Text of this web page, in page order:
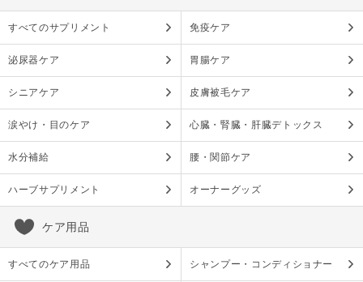
すべてのサプリメント 免疫ケア
泌尿器ケア 胃腸ケア
シニアケア 皮膚被毛ケア
涙やけ・目のケア 心臓・腎臓・肝臓デトックス
水分補給 腰・関節ケア
ハーブサプリメント オーナーグッズ
ケア用品
すべてのケア用品 シャンプー・コンディショナー